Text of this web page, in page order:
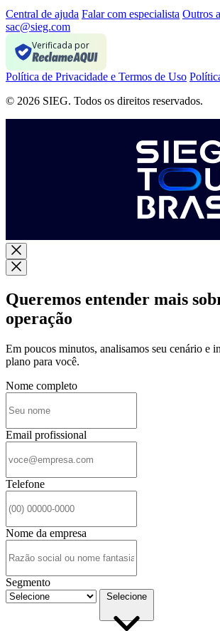
Central de ajuda Falar com especialista Outros
sac@sieg.com
Verificada por
Política de Privacidade e Termos de Uso
© 2026 SIEG. Todos os direitos reservados.
Queremos entender mais
operação
Em poucos minutos, analisamos seu cenário e
plano para você.
Nome completo
Email profissional
Telefone
Nome da empresa
Segmento
Selecione